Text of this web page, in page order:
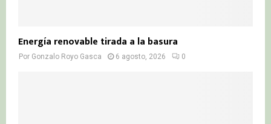
Energía renovable tirada a la basura
Por Gonzalo Royo Gasca 6 agosto, 2026 0